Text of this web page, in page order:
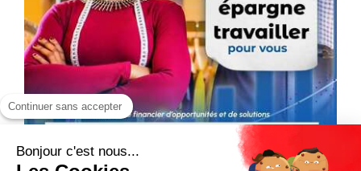
Continuer sans accepter
Bonjour c'est nous...